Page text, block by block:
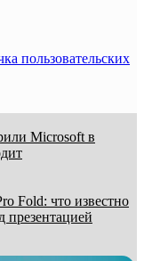
пользовательских
Microsoft в
Fold: что известно
презентацией